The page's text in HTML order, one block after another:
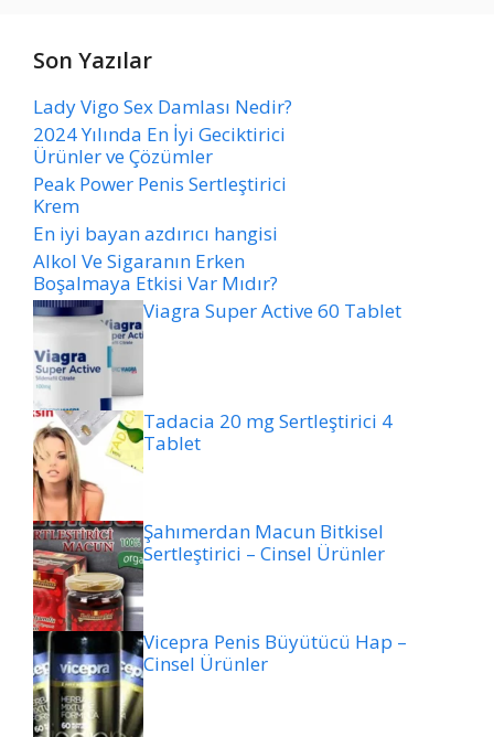
Son Yazılar
Lady Vigo Sex Damlası Nedir?
2024 Yılında En İyi Geciktirici
Ürünler ve Çözümler
Peak Power Penis Sertleştirici
Krem
En iyi bayan azdırıcı hangisi
Alkol Ve Sigaranın Erken
Boşalmaya Etkisi Var Mıdır?
Viagra Super Active 60 Tablet
Tadacia 20 mg Sertleştirici 4
Tablet
Şahımerdan Macun Bitkisel
Sertleştirici – Cinsel Ürünler
Vicepra Penis Büyütücü Hap –
Cinsel Ürünler